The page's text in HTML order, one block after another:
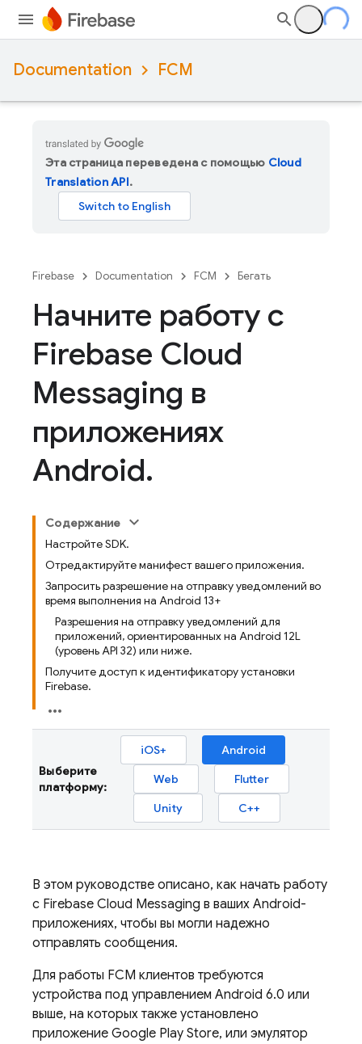
Documentation FCM
Эта страница переведена с помощью Cloud
Translation API.
Firebase Documentation FCM Бегать
Начните работу с
Firebase Cloud
Messaging в
приложениях
Android.
Содержание
Настройте SDK.
Отредактируйте манифест вашего приложения.
Запросить разрешение на отправку уведомлений во
время выполнения на Android 13+
Разрешения на отправку уведомлений для
приложений, ориентированных на Android 12L
(уровень API 32) или ниже.
Получите доступ к идентификатору установки
Firebase.
Выберите
платформу:
iOS+
Android
Web
Flutter
Unity
C++
В этом руководстве описано, как начать работу
с Firebase Cloud Messaging в ваших Android-
приложениях, чтобы вы могли надежно
отправлять сообщения.
Для работы FCM клиентов требуются
устройства под управлением Android 6.0 или
выше, на которых также установлено
приложение Google Play Store, или эмулятор